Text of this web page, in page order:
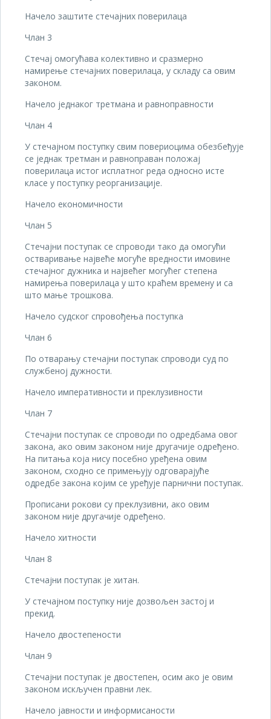
Начело заштите стечајних поверилаца
Члан 3
Стечај омогућава колективно и сразмерно
намирење стечајних поверилаца, у складу са овим
законом.
Начело једнаког третмана и равноправности
Члан 4
У стечајном поступку свим повериоцима обезбеђује
се једнак третман и равноправан положај
поверилаца истог исплатног реда односно исте
класе у поступку реорганизације.
Начело економичности
Члан 5
Стечајни поступак се спроводи тако да омогући
остваривање највеће могуће вредности имовине
стечајног дужника и највећег могућег степена
намирења поверилаца у што краћем времену и са
што мање трошкова.
Начело судског спровођења поступка
Члан 6
По отварању стечајни поступак спроводи суд по
службеној дужности.
Начело императивности и преклузивности
Члан 7
Стечајни поступак се спроводи по одредбама овог
закона, ако овим законом није другачије одређено.
На питања која нису посебно уређена овим
законом, сходно се примењују одговарајуће
одредбе закона којим се уређује парнични поступак.
Прописани рокови су преклузивни, ако овим
законом није другачије одређено.
Начело хитности
Члан 8
Стечајни поступак је хитан.
У стечајном поступку није дозвољен застој и
прекид.
Начело двостепености
Члан 9
Стечајни поступак је двостепен, осим ако је овим
законом искључен правни лек.
Начело јавности и информисаности